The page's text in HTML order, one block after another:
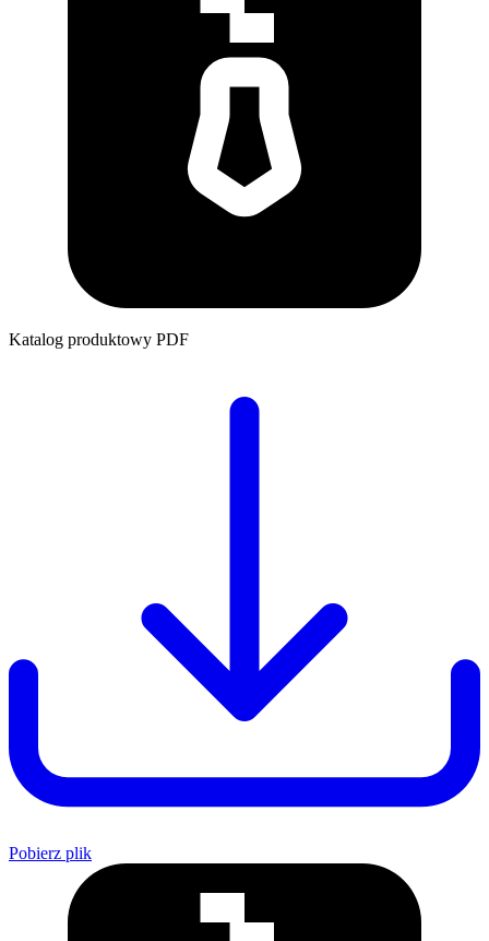
Katalog produktowy PDF
Pobierz plik